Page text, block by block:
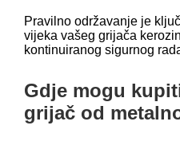
Pravilno održavanje je
vijeka vašeg grijača
kontinuiranog sigurnog
Gdje mogu
grijač od